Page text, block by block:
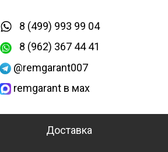
8 (499) 993 99 04
8 (962) 367 44 41
@remgarant007
remgarant в мах
Доставка